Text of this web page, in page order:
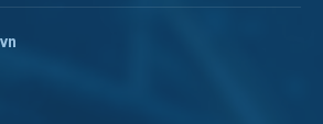
Hotline:
Chat Zalo